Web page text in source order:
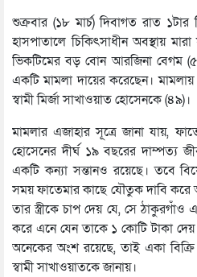
শুক্রবার (১৮ মার্চ) দিবাগত রাত
হাসপাতালে চিকিৎসাধীন অবস্থায়
ভিকটিমের বড় বোন আরজিনা বেগম
একটি মামলা দায়ের করেছেন।
স্বামী মির্জা সাখাওয়াত হোসেনকে (৪৯)।
মামলার এজাহার সূত্রে জানা যায়,
হোসেনের দীর্ঘ ১৯ বছরের দাম্পত্য
একটি কন্যা সন্তানও রয়েছে। তবে
সময় ফাতেমার কাছে যৌতুক দাবি করে
তার স্ত্রীকে চাপ দেয় যে, সে
করে এনে যেন তাকে ১ কোটি টাকা
অনেকের অংশ রয়েছে, তাই একা
স্বামী সাখাওয়াতকে জানায়।